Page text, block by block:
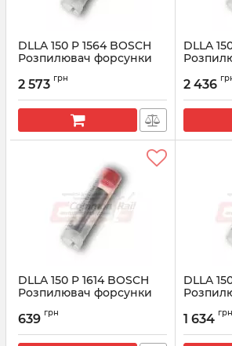
DLLA 150 P 1564 BOSCH
Розпилювач форсунки
Артикул:
2 573 грн
DLLA
Артикул:
2 436
DLLA 150 P 1614 BOSCH
Розпилювач форсунки
Артикул:
639 грн
DLLA
Артикул:
1 634 грн